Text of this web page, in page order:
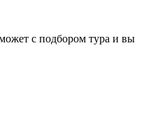
с подбором тура и вы